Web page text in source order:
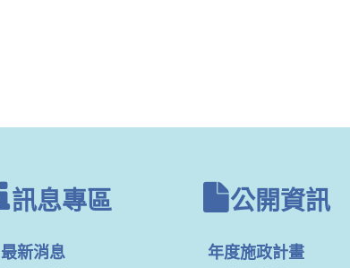
訊息專區
最新消息
公開資訊
年度施政計畫